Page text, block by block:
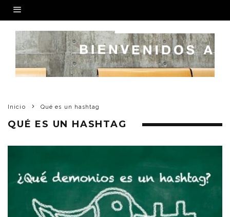
Inicio Qué es un hashtag
QUÉ ES UN HASHTAG